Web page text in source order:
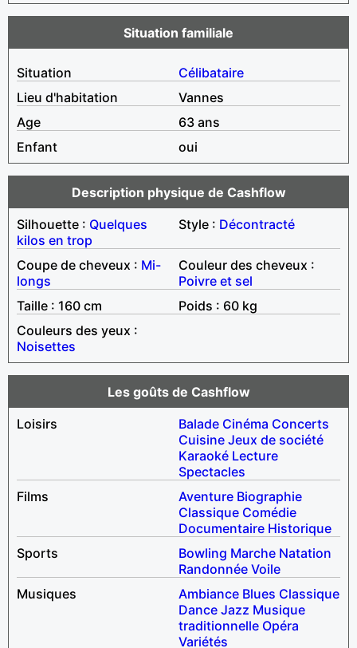
Situation familiale
Situation
Célibataire
Lieu d'habitation
Vannes
Age
63 ans
Enfant
oui
Description physique de Cashflow
Silhouette : Quelques
kilos en trop
Style : Décontracté
Coupe de cheveux : Mi-
longs
Couleur des cheveux :
Poivre et sel
Taille : 160 cm
Poids : 60 kg
Couleurs des yeux :
Noisettes
Les goûts de Cashflow
Loisirs
Balade Cinéma Concerts
Cuisine Jeux de société
Karaoké Lecture
Spectacles
Films
Aventure Biographie
Classique Comédie
Documentaire Historique
Sports
Bowling Marche Natation
Randonnée Voile
Musiques
Ambiance Blues Classique
Dance Jazz Musique
traditionnelle Opéra
Variétés